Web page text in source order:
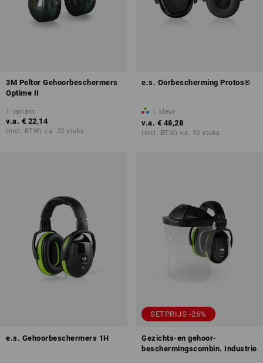
3M Peltor Gehoorbeschermers
Optime II
1 variant
v.a. € 22,14
(incl. BTW) v.a. 20 stuks
e.s. Oorbescherming Protos®
1 kleur
v.a. € 48,28
(incl. BTW) v.a. 10 stuks
e.s. Gehoorbeschermers 1H
SETPRIJS -26%
Gezichts-en gehoor-
beschermingscombin. Industrie